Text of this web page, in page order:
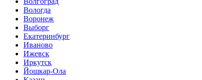
Вологда
Воронеж
Выборг
Екатеринбург
Иваново
Ижевск
Иркутск
Йошкар-Ола